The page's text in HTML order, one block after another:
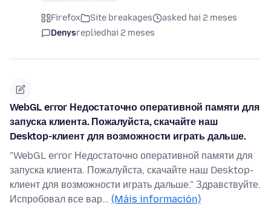
Firefox Site breakages
asked hai 2 meses
Denysrepliedhai 2 meses
WebGL error Недостаточно оперативной памяти для
запуска клиента. Пожалуйста, скачайте наш
Desktop-клиент для возможности играть дальше.
"WebGL error Недостаточно оперативной памяти для
запуска клиента. Пожалуйста, скачайте наш Desktop-
клиент для возможности играть дальше." Здравствуйте.
Испробовал все вар… (Máis información)